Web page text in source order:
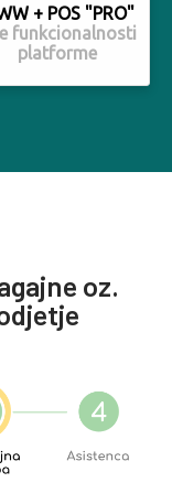
+ POS "PRO"
funkcionalnosti
platforme
oz.